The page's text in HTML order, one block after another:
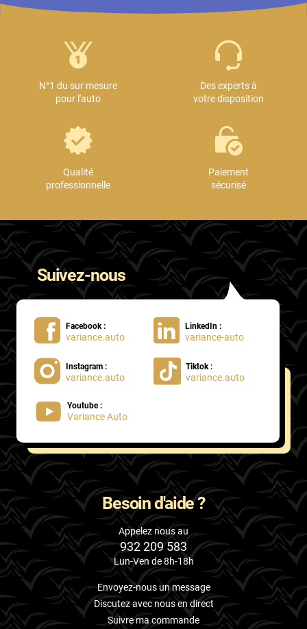
N°1 du sur mesure
pour l'auto
Des experts à
votre disposition
Qualité
professionnelle
Paiement
sécurisé
Suivez-nous
Facebook :
variance.auto
LinkedIn :
variance-auto
Instagram :
variance.auto
Tiktok :
variance.auto
Youtube :
Variance Auto
Besoin d'aide ?
Appelez nous au
932 209 583
Lun-Ven de 8h-18h
Envoyez-nous un message
Discutez avec nous en direct
Suivre ma commande